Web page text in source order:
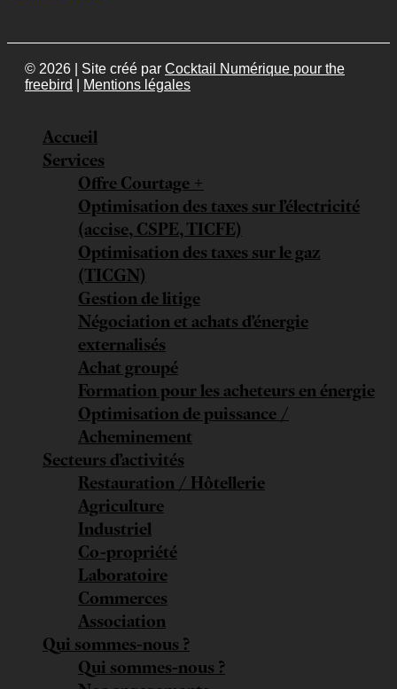
© 2026 | Site créé par Cocktail Numérique pour the
freebird
Mentions légales
Accueil
Services
Offre Courtage +
Optimisation des taxes sur l’électricité
(accise, CSPE, TICFE)
Optimisation des taxes sur le gaz
(TICGN)
Gestion de litige
Négociation et achats d’énergie
externalisés
Achat groupé
Formation pour les acheteurs en énergie
Optimisation de puissance /
Acheminement
Secteurs d’activités
Restauration / Hôtellerie
Agriculture
Industriel
Co-propriété
Laboratoire
Commerces
Association
Qui sommes-nous ?
Qui sommes-nous ?